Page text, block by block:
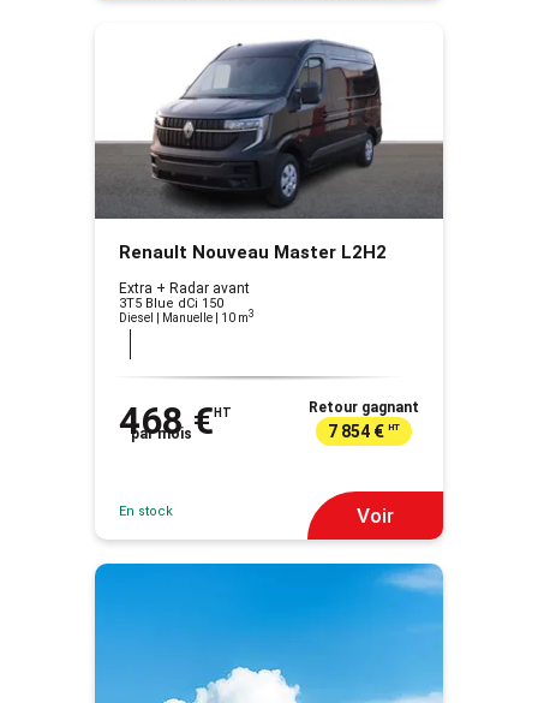
Renault Nouveau Master L2H2
Extra + Radar avant
3T5 Blue dCi 150
Diesel | Manuelle | 10 m3
468 € HT
par mois
Retour gagnant
7 854 € HT
En stock Voir